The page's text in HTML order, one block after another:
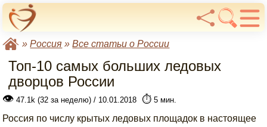
»Россия »Все статьи о России
Топ-10 самых больших ледовых
дворцов России
👁 47.1k (32 за неделю) / 10.01.2018 ⏱️ 5 мин.
Россия по числу крытых ледовых площадок в настоящее